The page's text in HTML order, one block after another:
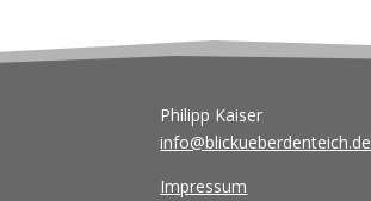
Philipp Kaiser
info@blickueberdenteich.de
Impressum